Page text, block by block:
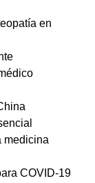
en
medicina
COVID-19